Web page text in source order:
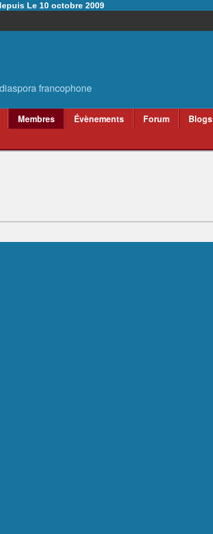
Le 10 octobre 2009
Membres Évènements Forum Blogs